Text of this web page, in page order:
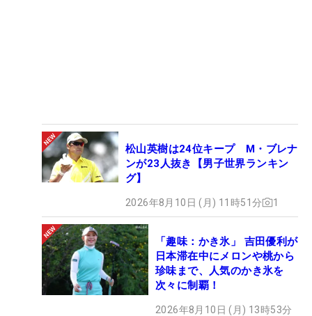
松山英樹は24位キープ M・ブレナ
ンが23人抜き【男子世界ランキン
グ】
2026年8月10日 (月) 11時51分 1
「趣味：かき氷」 吉田優利が
日本滞在中にメロンや桃から
珍味まで、人気のかき氷を
次々に制覇！
2026年8月10日 (月) 13時53分